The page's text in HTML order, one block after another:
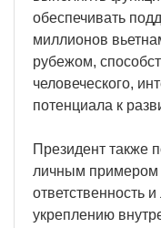
обеспечивать
миллионов
рубежом,
человеческого,
потенциала к
Президент также
личным примером
ответственность
укреплению